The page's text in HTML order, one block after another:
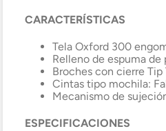
CARACTERÍSTICAS
Tela Oxford 300
Relleno de espuma
Broches con cierre Tip
Cintas tipo mochila:
Mecanismo de
ESPECIFICACIONES